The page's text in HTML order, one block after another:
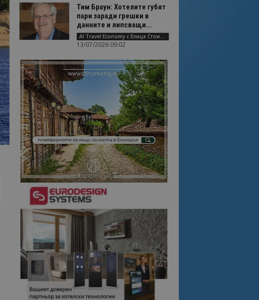
Тим Браун: Хотелите губят
пари заради грешки в
данните и липсващи...
AI Travel Economy с Елица Стоилова
13/07/2026 09:02